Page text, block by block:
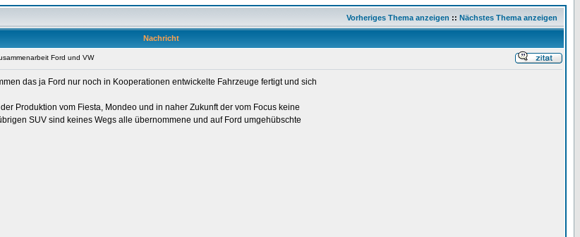
Vorheriges Thema anzeigen :: Nächstes Thema anzeigen
Nachricht
Ford und VW
das ja Ford nur noch in Kooperationen entwickelte Fahrzeuge fertigt und sich
Produktion vom Fiesta, Mondeo und in naher Zukunft der vom Focus keine
SUV sind keines Wegs alle übernommene und auf Ford umgehübschte